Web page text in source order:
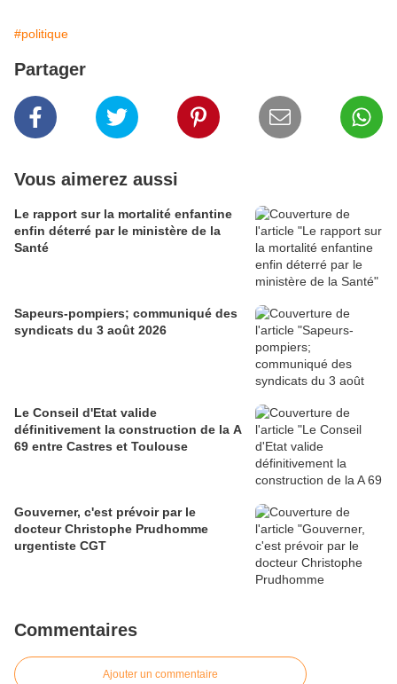
#politique
Partager
Vous aimerez aussi
Le rapport sur la mortalité enfantine
enfin déterré par le ministère de la
Santé
Sapeurs-pompiers; communiqué des
syndicats du 3 août 2026
Le Conseil d'Etat valide
définitivement la construction de la A
69 entre Castres et Toulouse
Gouverner, c'est prévoir par le
docteur Christophe Prudhomme
urgentiste CGT
Commentaires
Ajouter un commentaire